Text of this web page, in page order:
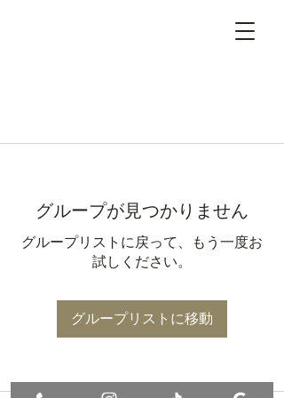
グループが見つかりません
グループリストに戻って、もう一度お
試しください。
グループリストに移動